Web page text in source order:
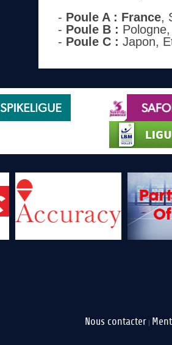
- Poule A : France,
- Poule B :
- Poule C : Japon,
Nous contacter |